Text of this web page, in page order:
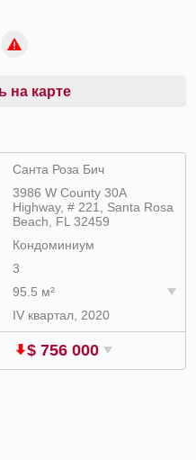
на карте
Санта Роза Бич
3986 W County 30A
Highway, # 221, Santa Rosa
Beach, FL 32459
Кондоминиум
3
95.5 м²
IV квартал, 2020
$ 756 000